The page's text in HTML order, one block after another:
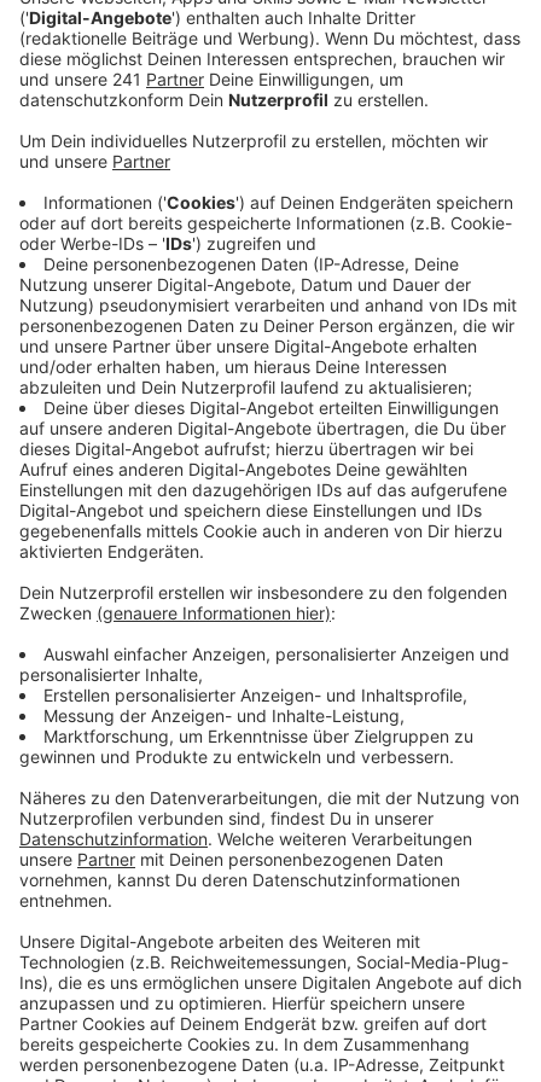
„erfolgreich“: die Polizei fand größere Mengen an
Kokain.
Veröffentlicht:Dienstag, 10.02.2026 14:53
Anzeige
Die Polizei hat einen mutmaßlichen Drogendealer aus
Leverkusen festgenommen. Wie die Beamten
berichten, soll der Mann beim Drogen verkaufen in
Köln gesehen worden sein. Bei einer anschließenden
Kontrolle stellte sich heraus, dass der Mann eine
ganze Menge Kokain dabei hatte. Auch in seiner
Wohnung in der Lützenkirchener Straße wurden die
Beamten fündig. Eine weitere Wohnung in Köln soll er
ebenfalls als Drogenlager benutzt haben. Der Mann
soll noch heute einem Haftrichter vorgeführt werden.
Anzeige
Weitere Meldungen aus Leverkusen
Anzeige
Urteile nach Bankkarten- und PIN-Diebstahl
Leverkusener Kinos ziehen positive Bilanz für das Jahr
2025
Kraniche über Leverkusen: NABU und BUND bitten um
Hinweise
Anzeige